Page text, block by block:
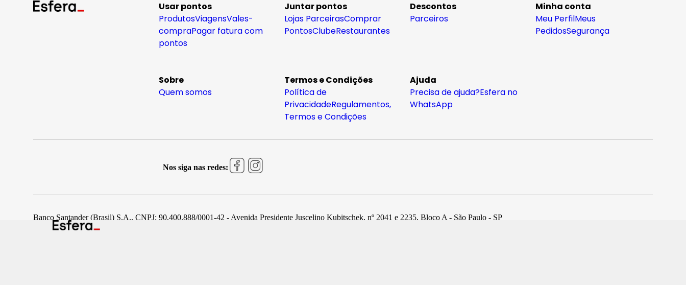
Usar pontos
ProdutosViagensVales-
compraPagar fatura com
pontos
Juntar pontos
Lojas ParceirasComprar
PontosClubeRestaurantes
Descontos
Parceiros
Minha conta
Meu PerfilMeus
PedidosSegurança
Sobre
Quem somos
Termos e Condições
Política de
PrivacidadeRegulamentos,
Termos e Condições
Ajuda
Precisa de ajuda?Esfera no
WhatsApp
Nos siga nas redes:
Banco Santander (Brasil) S.A., CNPJ: 90.400.888/0001-42 - Avenida Presidente Juscelino Kubitschek, nº 2041 e 2235, Bloco A - São Paulo - SP